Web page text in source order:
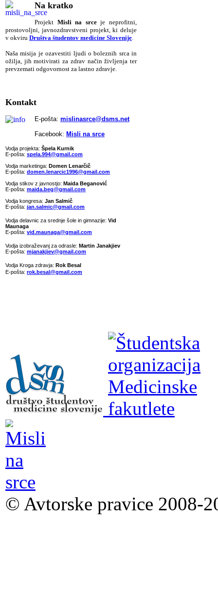
Na kratko
Projekt Misli na srceje neprofitni,
prostovoljni, javnozdravstveni projekt, ki deluje
v okviru Društva študentov medicine Slovenije.
Naša misija je ozavestiti ljudi o boleznih srca in
ožilja, jih motivirati za zdrav način življenja ter
prevzemati odgovornost za lastno zdravje.
Kontakt
E-pošta: mislinasrce@dsms.net
Facebook: Misli na srce
Vodja projekta: Špela Kurnik
E-pošta: spela.994@gmail.com
Vodja marketinga: Domen Lenarčič
E-pošta: domen.lenarcic1996@gmail.com
Vodja stikov z javnostjo: Maida Beganović
E-pošta: maida.beg@gmail.com
Vodja kongresa: Jan Salmič
E-pošta: jan.salmic@gmail.com
Vodja delavnic za srednje šole in gimnazije: Vid
Maunaga
E-pošta: vid.maunaga@gmail.com
Vodja izobraževanj za odrasle: Martin Janakjiev
E-pošta: mjanakjiev@gmail.com
Vodja Kroga zdravja: Rok Besal
E-pošta: rok.besal@gmail.com
© Avtorske pravice 2008-